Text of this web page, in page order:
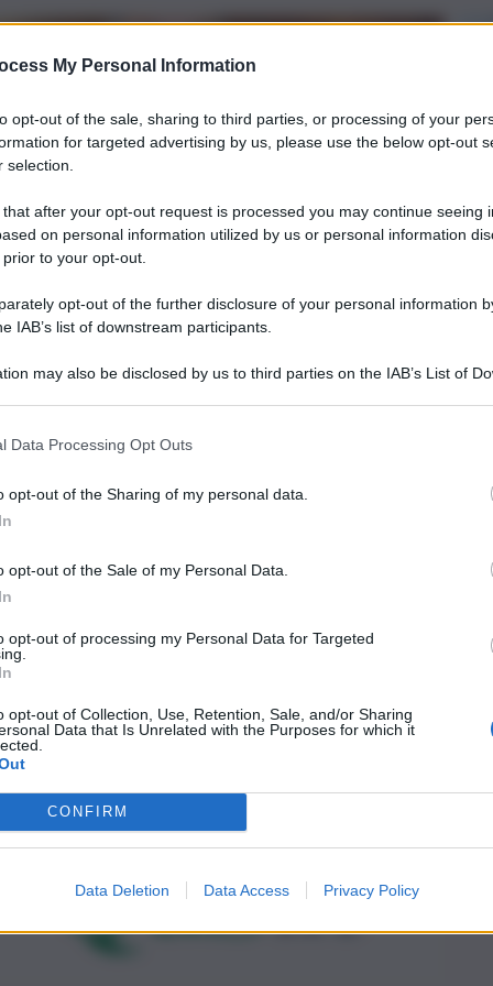
My Personal Information
opt-out of the sale, sharing to third parties, or processing of your
for targeted advertising by us, please use the below opt-out
selection.
after your opt-out request is processed you may continue seeing
on personal information utilized by us or personal information
to your opt-out.
opt-out of the further disclosure of your personal information
IAB’s list of downstream participants.
may also be disclosed by us to third parties on the IAB’s List of
Data Processing Opt Outs
opt-out of the Sharing of my personal data.
opt-out of the Sale of my Personal Data.
opt-out of processing my Personal Data for Targeted
opt-out of Collection, Use, Retention, Sale, and/or Sharing
Data that Is Unrelated with the Purposes for which it
CONFIRM
Data Deletion Data Access Privacy Policy